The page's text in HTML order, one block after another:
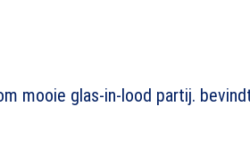
mooie glas-in-lood partij.